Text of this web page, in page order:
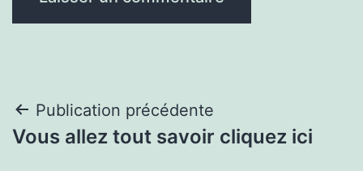
Navigation
de
Publication précédente
Vous allez tout savoir cliquez ici